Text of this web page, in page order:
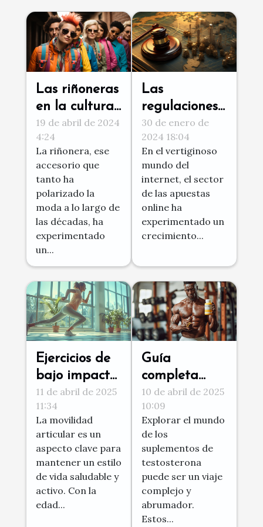
Las riñoneras
en la cultura
popular
global y su
aceptación en
diferentes
países
19 de abril de 2024
4:24
La riñonera, ese
accesorio que
tanto ha
polarizado la
moda a lo largo de
las décadas, ha
experimentado
un...
Las
regulaciones
y leyes sobre
apuestas
online en
Brasil y su
impacto
internacional
30 de enero de
2024 18:04
En el vertiginoso
mundo del
internet, el sector
de las apuestas
online ha
experimentado un
crecimiento...
Ejercicios de
bajo impacto
para mejorar
la movilidad
articular
11 de abril de 2025
11:34
La movilidad
articular es un
aspecto clave para
mantener un estilo
de vida saludable y
activo. Con la
edad...
Guía
completa
sobre
suplementos
de
testosterona:
usos y efectos
10 de abril de 2025
10:09
Explorar el mundo
de los
suplementos de
testosterona
puede ser un viaje
complejo y
abrumador.
Estos...